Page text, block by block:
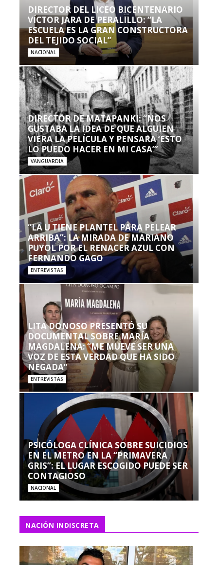
DIRECTOR DEL LICEO BICENTENARIO
VÍCTOR JARA DE PERALILLO: “LA
ESCUELA ES LA GRAN CONSTRUCTORA
DEL TEJIDO SOCIAL”
NACIONAL
DIRECTOR DE MATAPANKI: “NOS
GUSTABA LA IDEA DE QUE ALGUIEN
VIERA LA PELÍCULA Y PENSARA ‘ESTO
LO PUEDO HACER EN MI CASA’”
VANGUARDIA
“LA U TIENE PLANTEL PARA PELEAR
ARRIBA”: LA MIRADA DE MARIANO
PUYOL POR EL RENACER AZUL CON
FERNANDO GAGO
ENTREVISTAS
LITA DONOSO PRESENTÓ SU
DOCUMENTAL SOBRE MARÍA
MAGDALENA: “ME MUEVE SER UNA
VOZ DE ESTA VERDAD QUE HA SIDO
NEGADA”
ENTREVISTAS
PSICÓLOGA CLÍNICA SOBRE SUICIDIOS
EN EL METRO EN LA “PRIMAVERA
GRIS”: EL LUGAR ESCOGIDO PUEDE SER
CONTAGIOSO
NACIONAL
NACIÓN INDISCRETA